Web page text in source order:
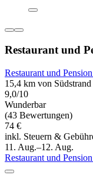
Restaurant und
Restaurant und
15,4 km von
9,0/10
Wunderbar
(43 Bewertungen)
74 €
inkl. Steuern &
11. Aug.–12. Aug.
Restaurant und